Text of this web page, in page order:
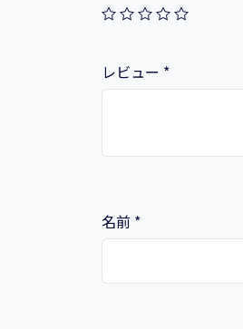
レビュー *
名前 *